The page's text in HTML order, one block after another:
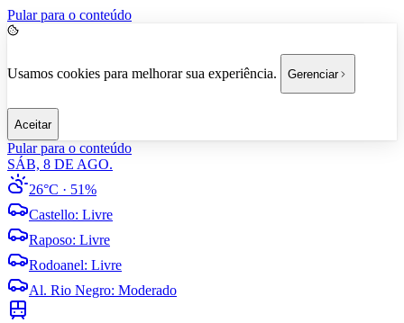
Pular para o conteúdo
Usamos cookies para melhorar sua experiência. Gerenciar
Aceitar
Pular para o conteúdo
SÁB, 8 DE AGO.
26°C · 51%
Castello: Livre
Raposo: Livre
Rodoanel: Livre
Al. Rio Negro: Moderado